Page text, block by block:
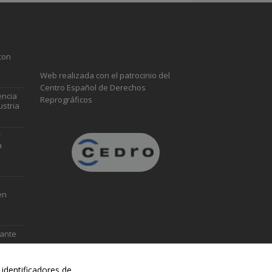
Web realizada con el patrocinio del
Centro Español de Derechos
Reprográficos